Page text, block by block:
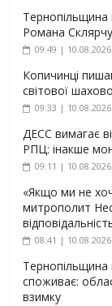
Тернопільщина
Романа
09:49 | 10.08.2026
Копичинці
світової
09:33 | 10.08.2026
ДЕСС вимагає
РПЦ: інакше
09:11 | 10.08.2026
«Якщо ми не
митрополит
08:41 | 10.08.2026
Тернопільщина
споживає:
взимку